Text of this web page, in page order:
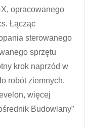
opracowanego
Łącząc
sterowanego
sprzętu
krok naprzód w
robót ziemnych.
więcej
Budowlany”